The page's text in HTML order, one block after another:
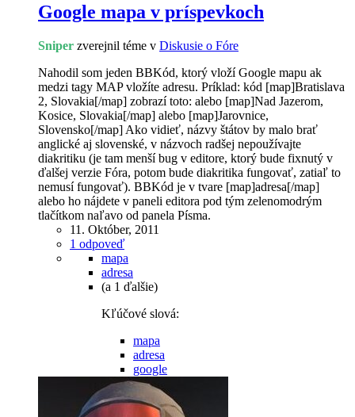
Google mapa v príspevkoch
Sniper zverejnil téme v Diskusie o Fóre
Nahodil som jeden BBKód, ktorý vloží Google mapu ak
medzi tagy MAP vložíte adresu. Príklad: kód [map]Bratislava
2, Slovakia[/map] zobrazí toto: alebo [map]Nad Jazerom,
Kosice, Slovakia[/map] alebo [map]Jarovnice,
Slovensko[/map] Ako vidieť, názvy štátov by malo brať
anglické aj slovenské, v názvoch radšej nepoužívajte
diakritiku (je tam menší bug v editore, ktorý bude fixnutý v
ďalšej verzie Fóra, potom bude diakritika fungovať, zatiaľ to
nemusí fungovať). BBKód je v tvare [map]adresa[/map]
alebo ho nájdete v paneli editora pod tým zelenomodrým
tlačítkom naľavo od panela Písma.
11. Október, 2011
1 odpoveď
mapa
adresa
(a 1 ďalšie)
Kľúčové slová:
mapa
adresa
google